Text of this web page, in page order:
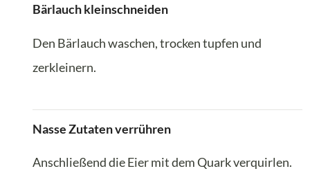
Bärlauch kleinschneiden
Den Bärlauch waschen, trocken tupfen und
zerkleinern.
Nasse Zutaten verrühren
Anschließend die Eier mit dem Quark verquirlen.